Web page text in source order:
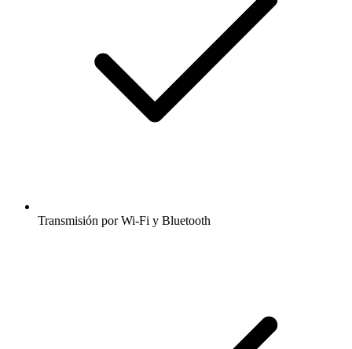
Transmisión por Wi-Fi y Bluetooth